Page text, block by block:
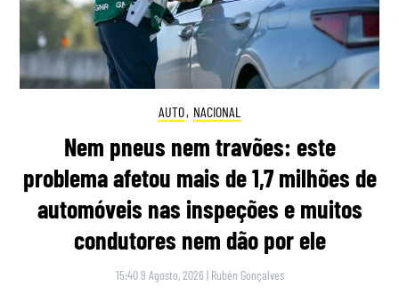
AUTO, NACIONAL
Nem pneus nem travões: este
problema afetou mais de 1,7 milhões de
automóveis nas inspeções e muitos
condutores nem dão por ele
15:40 9 Agosto, 2026 | Rubén Gonçalves